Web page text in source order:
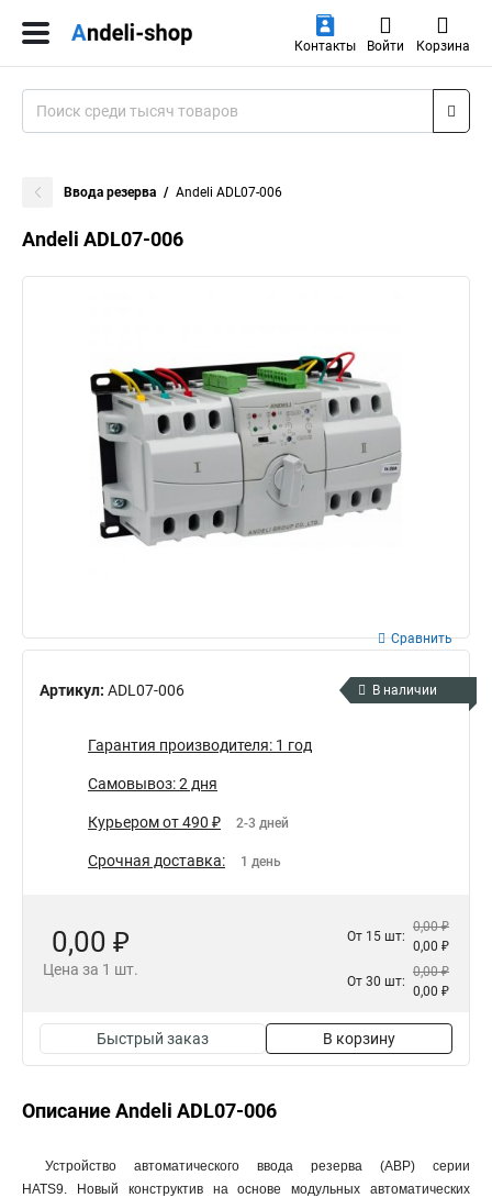
Контакты Войти Корзина
Ввода резерва Andeli ADL07-006
Andeli ADL07-006
Артикул: ADL07-006
Сравнить
В наличии
Гарантия производителя: 1 год
Самовывоз: 2 дня
Курьером от 490 ₽ 2-3 дней
Срочная доставка: 1 день
0,00 ₽
Цена за 1 шт.
От 15 шт:
0,00 ₽
0,00 ₽
От 30 шт:
0,00 ₽
0,00 ₽
Быстрый заказ В корзину
Описание Andeli ADL07-006
Устройство автоматического ввода резерва (АВР) серии
HATS9. Новый конструктив на основе модульных автоматических